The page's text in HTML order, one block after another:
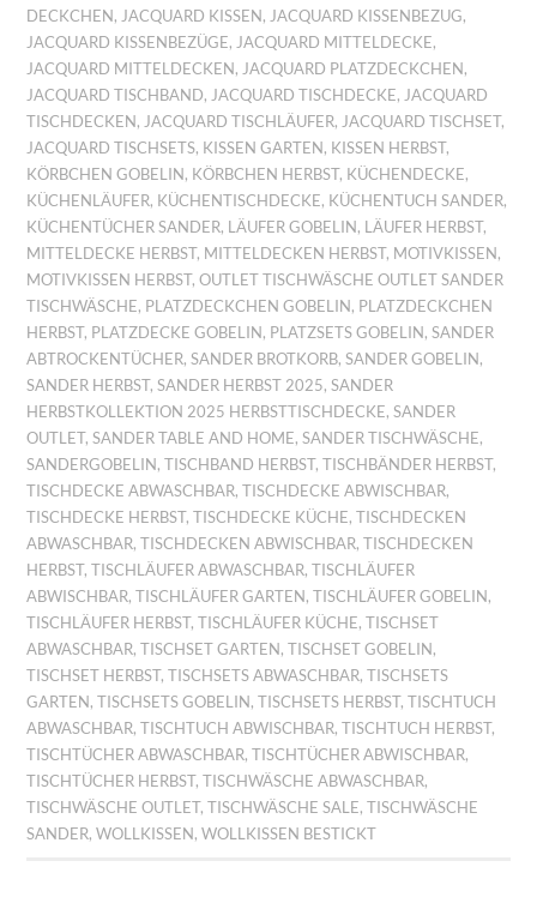
DECKCHEN, JACQUARD KISSEN, JACQUARD KISSENBEZUG,
JACQUARD KISSENBEZÜGE, JACQUARD MITTELDECKE,
JACQUARD MITTELDECKEN, JACQUARD PLATZDECKCHEN,
JACQUARD TISCHBAND, JACQUARD TISCHDECKE, JACQUARD
TISCHDECKEN, JACQUARD TISCHLÄUFER, JACQUARD TISCHSET,
JACQUARD TISCHSETS, KISSEN GARTEN, KISSEN HERBST,
KÖRBCHEN GOBELIN, KÖRBCHEN HERBST, KÜCHENDECKE,
KÜCHENLÄUFER, KÜCHENTISCHDECKE, KÜCHENTUCH SANDER,
KÜCHENTÜCHER SANDER, LÄUFER GOBELIN, LÄUFER HERBST,
MITTELDECKE HERBST, MITTELDECKEN HERBST, MOTIVKISSEN,
MOTIVKISSEN HERBST,OUTLET TISCHWÄSCHE OUTLET SANDER
TISCHWÄSCHE, PLATZDECKCHEN GOBELIN, PLATZDECKCHEN
HERBST, PLATZDECKE GOBELIN, PLATZSETS GOBELIN,SANDER
ABTROCKENTÜCHER,SANDER BROTKORB,SANDER GOBELIN,
SANDER HERBST,SANDER HERBST 2025,SANDER
HERBSTKOLLEKTION 2025 HERBSTTISCHDECKE,SANDER
OUTLET,SANDER TABLE AND HOME,SANDER TISCHWÄSCHE,
SANDERGOBELIN,TISCHBAND HERBST,TISCHBÄNDER HERBST,
TISCHDECKE ABWASCHBAR,TISCHDECKE ABWISCHBAR,
TISCHDECKE HERBST,TISCHDECKE KÜCHE,TISCHDECKEN
ABWASCHBAR,TISCHDECKEN ABWISCHBAR,TISCHDECKEN
HERBST,TISCHLÄUFER ABWASCHBAR,TISCHLÄUFER
ABWISCHBAR,TISCHLÄUFER GARTEN,TISCHLÄUFER GOBELIN,
TISCHLÄUFER HERBST,TISCHLÄUFER KÜCHE,TISCHSET
ABWASCHBAR,TISCHSET GARTEN,TISCHSET GOBELIN,
TISCHSET HERBST,TISCHSETS ABWASCHBAR,TISCHSETS
GARTEN,TISCHSETS GOBELIN,TISCHSETS HERBST,TISCHTUCH
ABWASCHBAR,TISCHTUCH ABWISCHBAR,TISCHTUCH HERBST,
TISCHTÜCHER ABWASCHBAR,TISCHTÜCHER ABWISCHBAR,
TISCHTÜCHER HERBST,TISCHWÄSCHE ABWASCHBAR,
TISCHWÄSCHE OUTLET,TISCHWÄSCHE SALE,TISCHWÄSCHE
SANDER,WOLLKISSEN,WOLLKISSEN BESTICKT